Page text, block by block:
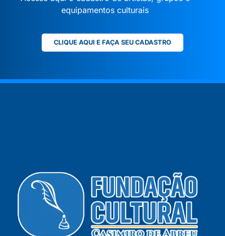
equipamentos culturais
CLIQUE AQUI E FAÇA SEU CADASTRO